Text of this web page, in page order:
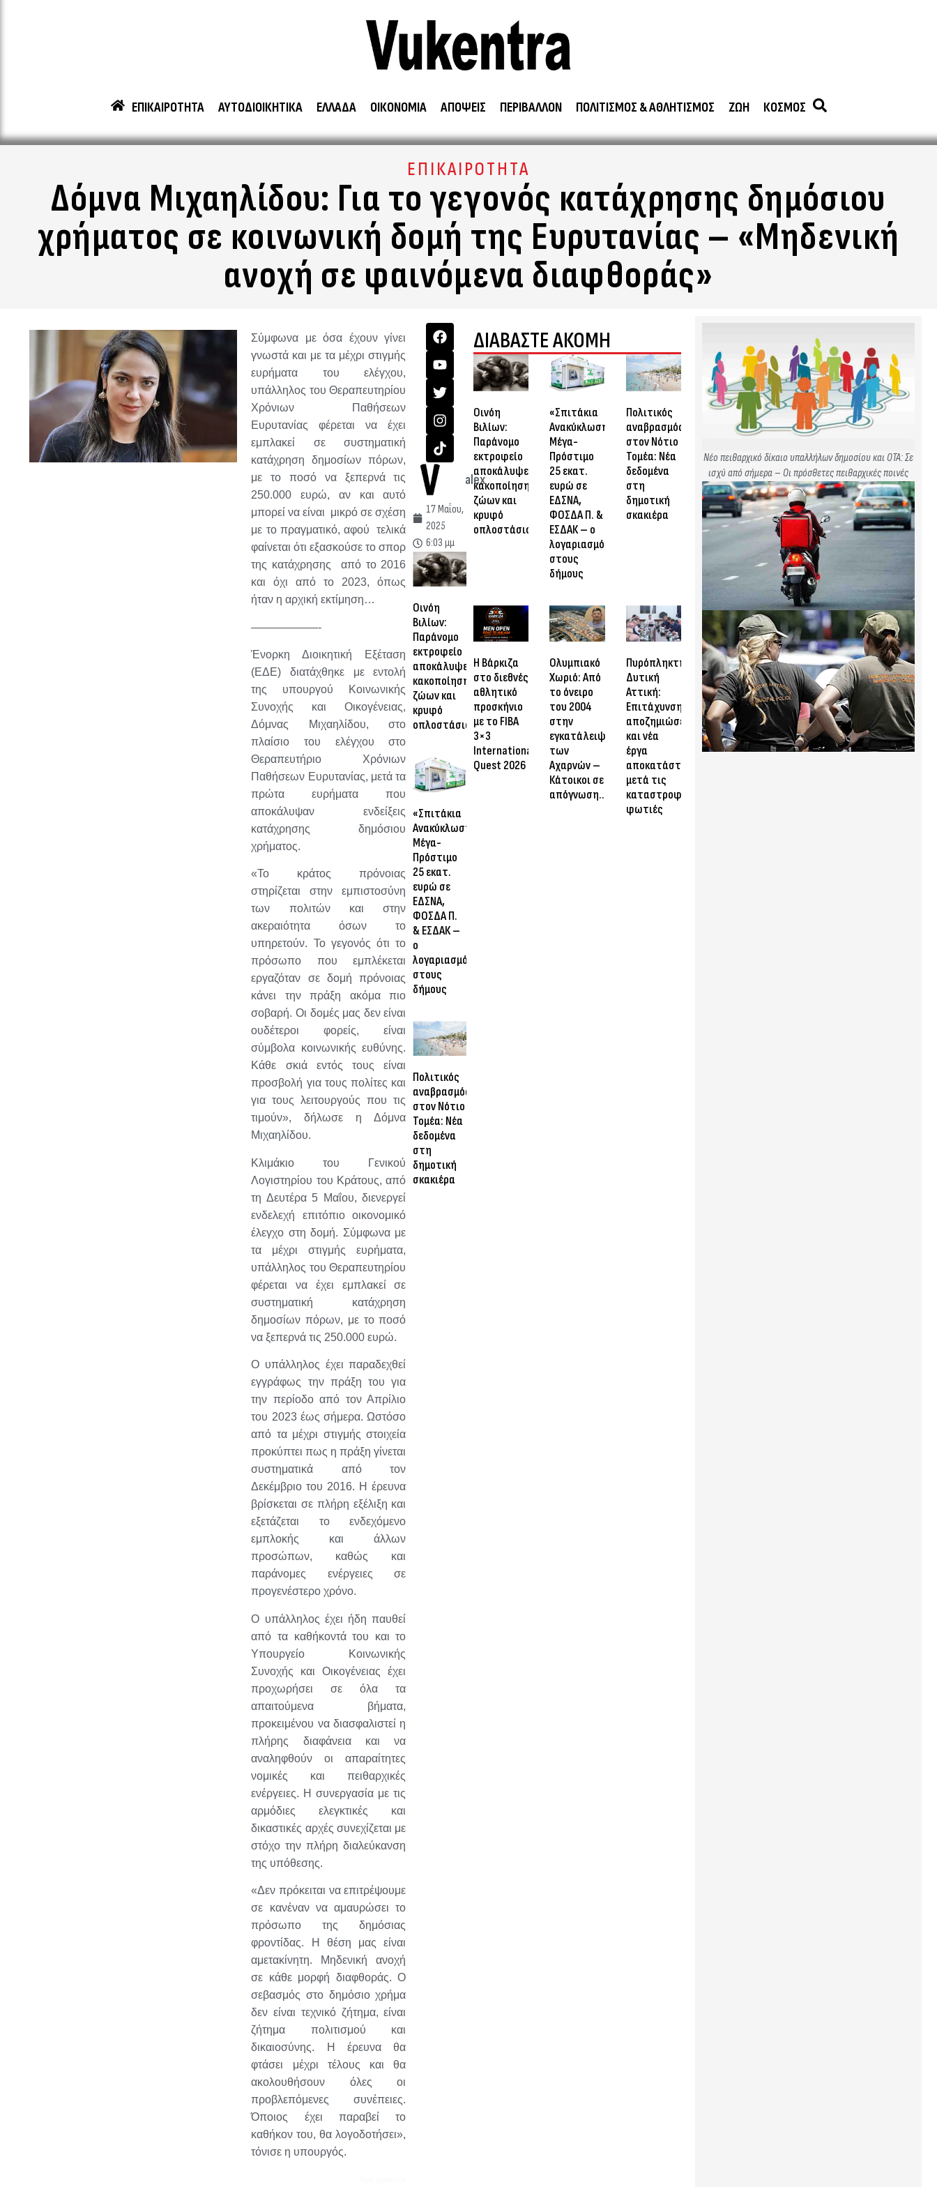
ΕΠΙΚΑΙΡΟΤΗΤΑ ΑΥΤΟΔΙΟΙΚΗΤΙΚΑ ΕΛΛΑΔΑ ΟΙΚΟΝΟΜΙΑ ΑΠΟΨΕΙΣ ΠΕΡΙΒΑΛΛΟΝ ΠΟΛΙΤΙΣΜΟΣ & ΑΘΛΗΤΙΣΜΟΣ ΖΩΗ ΚΟΣΜΟΣ
ΕΠΙΚΑΙΡΟΤΗΤΑ
Δόμνα Μιχαηλίδου: Για το γεγονός κατάχρησης δημόσιου
χρήματος σε κοινωνική δομή της Ευρυτανίας – «Μηδενική
ανοχή σε φαινόμενα διαφθοράς»
Σύμφωνα με όσα έχουν γίνει
γνωστά και με τα μέχρι στιγμής
ευρήματα του ελέγχου,
υπάλληλος του Θεραπευτηρίου
Χρόνιων Παθήσεων
Ευρυτανίας φέρεται να έχει
εμπλακεί σε συστηματική
κατάχρηση δημοσίων πόρων,
με το ποσό να ξεπερνά τις
250.000 ευρώ, αν και αυτό
μπορεί να είναι μικρό σε σχέση
με το πραγματικό, αφού τελικά
φαίνεται ότι εξασκούσε το σπορ
της κατάχρησης από το 2016
και όχι από το 2023, όπως
ήταν η αρχική εκτίμηση…
——————-
Ένορκη Διοικητική Εξέταση
(ΕΔΕ) διατάχθηκε με εντολή
της υπουργού Κοινωνικής
Συνοχής και Οικογένειας,
Δόμνας Μιχαηλίδου, στο
πλαίσιο του ελέγχου στο
Θεραπευτήριο Χρόνιων
Παθήσεων Ευρυτανίας, μετά τα
πρώτα ευρήματα που
αποκάλυψαν ενδείξεις
κατάχρησης δημόσιου
χρήματος.
«Το κράτος πρόνοιας
στηρίζεται στην εμπιστοσύνη
των πολιτών και στην
ακεραιότητα όσων το
υπηρετούν. Το γεγονός ότι το
πρόσωπο που εμπλέκεται
εργαζόταν σε δομή πρόνοιας
κάνει την πράξη ακόμα πιο
σοβαρή. Οι δομές μας δεν είναι
ουδέτεροι φορείς, είναι
σύμβολα κοινωνικής ευθύνης.
Κάθε σκιά εντός τους είναι
προσβολή για τους πολίτες και
για τους λειτουργούς που τις
τιμούν», δήλωσε η Δόμνα
Μιχαηλίδου.
Κλιμάκιο του Γενικού
Λογιστηρίου του Κράτους, από
τη Δευτέρα 5 Μαΐου, διενεργεί
ενδελεχή επιτόπιο οικονομικό
έλεγχο στη δομή. Σύμφωνα με
τα μέχρι στιγμής ευρήματα,
υπάλληλος του Θεραπευτηρίου
φέρεται να έχει εμπλακεί σε
συστηματική κατάχρηση
δημοσίων πόρων, με το ποσό
να ξεπερνά τις 250.000 ευρώ.
Ο υπάλληλος έχει παραδεχθεί
εγγράφως την πράξη του για
την περίοδο από τον Απρίλιο
του 2023 έως σήμερα. Ωστόσο
από τα μέχρι στιγμής στοιχεία
προκύπτει πως η πράξη γίνεται
συστηματικά από τον
Δεκέμβριο του 2016. Η έρευνα
βρίσκεται σε πλήρη εξέλιξη και
εξετάζεται το ενδεχόμενο
εμπλοκής και άλλων
προσώπων, καθώς και
παράνομες ενέργειες σε
προγενέστερο χρόνο.
Ο υπάλληλος έχει ήδη παυθεί
από τα καθήκοντά του και το
Υπουργείο Κοινωνικής
Συνοχής και Οικογένειας έχει
προχωρήσει σε όλα τα
απαιτούμενα βήματα,
προκειμένου να διασφαλιστεί η
πλήρης διαφάνεια και να
αναληφθούν οι απαραίτητες
νομικές και πειθαρχικές
ενέργειες. Η συνεργασία με τις
αρμόδιες ελεγκτικές και
δικαστικές αρχές συνεχίζεται με
στόχο την πλήρη διαλεύκανση
της υπόθεσης.
«Δεν πρόκειται να επιτρέψουμε
σε κανέναν να αμαυρώσει το
πρόσωπο της δημόσιας
φροντίδας. Η θέση μας είναι
αμετακίνητη. Μηδενική ανοχή
σε κάθε μορφή διαφθοράς. Ο
σεβασμός στο δημόσιο χρήμα
δεν είναι τεχνικό ζήτημα, είναι
ζήτημα πολιτισμού και
δικαιοσύνης. Η έρευνα θα
φτάσει μέχρι τέλους και θα
ακολουθήσουν όλες οι
προβλεπόμενες συνέπειες.
Όποιος έχει παραβεί το
καθήκον του, θα λογοδοτήσει»,
τόνισε η υπουργός.
alex
17 Μαΐου,
2025
6:03 μμ
Οινόη
Βιλίων:
Παράνομο
εκτροφείο
αποκάλυψε
κακοποίηση
ζώων και
κρυφό
οπλοστάσιο
«Σπιτάκια
Ανακύκλωσης»:
Μέγα-
Πρόστιμο
25 εκατ.
ευρώ σε
ΕΔΣΝΑ,
ΦΟΣΔΑ Π.
& ΕΣΔΑΚ –
ο
λογαριασμός
στους
δήμους
Πολιτικός
αναβρασμός
στον Νότιο
Τομέα: Νέα
δεδομένα
στη
δημοτική
σκακιέρα
ΔΙΑΒΑΣΤΕ ΑΚΟΜΗ
Οινόη
Βιλίων:
Παράνομο
εκτροφείο
αποκάλυψε
κακοποίηση
ζώων και
κρυφό
οπλοστάσιο
«Σπιτάκια
Ανακύκλωσης»:
Μέγα-
Πρόστιμο
25 εκατ.
ευρώ σε
ΕΔΣΝΑ,
ΦΟΣΔΑ Π. &
ΕΣΔΑΚ – ο
λογαριασμός
στους
δήμους
Πολιτικός
αναβρασμός
στον Νότιο
Τομέα: Νέα
δεδομένα
στη
δημοτική
σκακιέρα
Η Βάρκιζα
στο διεθνές
αθλητικό
προσκήνιο
με το FIBA
3×3
International
Quest 2026
Ολυμπιακό
Χωριό: Από
το όνειρο
του 2004
στην
εγκατάλειψη
των
Αχαρνών –
Κάτοικοι σε
απόγνωση…
Πυρόπληκτη
Δυτική
Αττική:
Επιτάχυνση
αποζημιώσεων
και νέα
έργα
αποκατάστασης
μετά τις
καταστροφικές
φωτιές
Νέο πειθαρχικό δίκαιο υπαλλήλων δημοσίου και ΟΤΑ: Σε
ισχύ από σήμερα – Οι πρόσθετες πειθαρχικές ποινές